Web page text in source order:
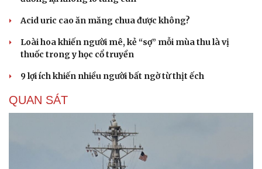
Acid uric cao ăn măng chua được không?
Loài hoa khiến người mê, kẻ “sợ” mỗi mùa thu là vị
thuốc trong y học cổ truyền
9 lợi ích khiến nhiều người bất ngờ từ thịt ếch
QUAN SÁT